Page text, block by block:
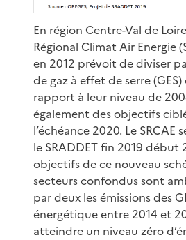
En région Centre-Val de
Régional Climat Air Energie
en 2012 prévoit de diviser
de gaz à effet de serre
rapport à leur niveau de
également des objectifs
l’échéance 2020. Le SRCAE
le SRADDET fin 2019 début
objectifs de ce nouveau
secteurs confondus sont
par deux les émissions des
énergétique entre 2014 et
atteindre un niveau zéro